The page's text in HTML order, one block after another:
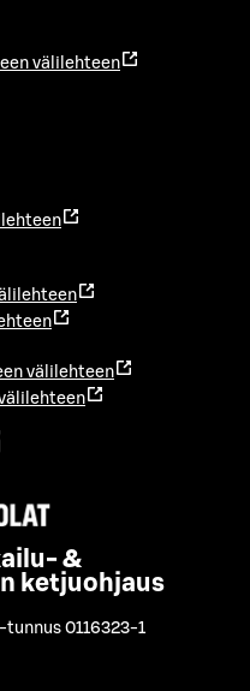
välilehteen
välilehteen
&
ketjuohjaus
tunnus 0116323-1